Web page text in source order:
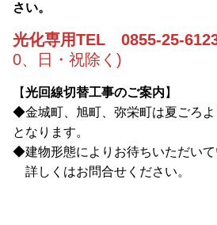
さい。
光化専用TEL 0855-25-
0、日・祝除く)
【光回線切替工事のご案内 】
◆金城町、旭町、弥栄町は夏ごろ
となります。
◆建物形態によりお待ちいただいて
詳しくはお問合せください。